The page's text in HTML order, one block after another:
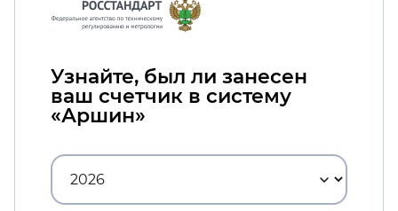
Узнайте, был ли занесен
ваш счетчик в систему
«Аршин»